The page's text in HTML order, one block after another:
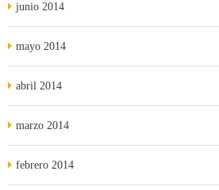
junio 2014
mayo 2014
abril 2014
marzo 2014
febrero 2014